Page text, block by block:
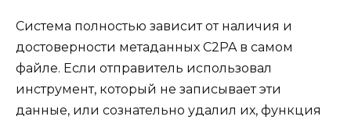
Система полностью зависит от наличия и
достоверности метаданных C2PA в самом
файле. Если отправитель использовал
инструмент, который не записывает эти
данные, или сознательно удалил их, функция